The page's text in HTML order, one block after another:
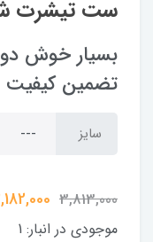
ست تیشرت
بسیار خوش
تضمین کیفیت
سایز
3,813,000
موجودی در انبار: 1